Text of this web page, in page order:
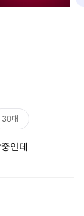
30대
인데